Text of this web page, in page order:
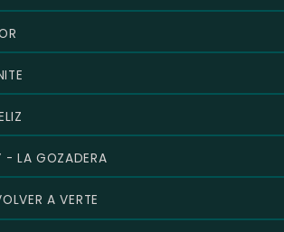
- LA GOZADERA
A VERTE